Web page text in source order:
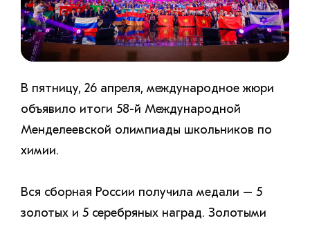
В пятницу, 26 апреля, международное жюри
объявило итоги 58-й Международной
Менделеевской олимпиады школьников по
химии.
Вся сборная России получила медали – 5
золотых и 5 серебряных наград. Золотыми